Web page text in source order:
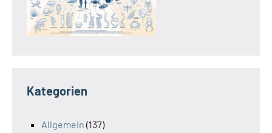
Kategorien
Allgemein (137)